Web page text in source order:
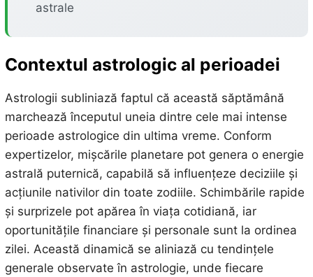
astrale
Contextul astrologic al perioadei
Astrologii subliniază faptul că această săptămână
marchează începutul uneia dintre cele mai intense
perioade astrologice din ultima vreme. Conform
expertizelor, mișcările planetare pot genera o energie
astrală puternică, capabilă să influențeze deciziile și
acțiunile nativilor din toate zodiile. Schimbările rapide
și surprizele pot apărea în viața cotidiană, iar
oportunitățile financiare și personale sunt la ordinea
zilei. Această dinamică se aliniază cu tendințele
generale observate în astrologie, unde fiecare